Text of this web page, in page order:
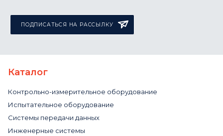
ПОДПИСАТЬСЯ НА РАССЫЛКУ
Каталог
Контрольно-измерительное оборудование
Испытательное оборудование
Системы передачи данных
Инженерные системы